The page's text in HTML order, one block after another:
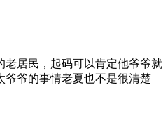
老居民，起码可以肯定他爷爷就
爷爷的事情老夏也不是很清楚